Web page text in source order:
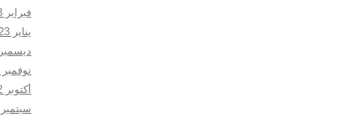
فبراير 2023
يناير 2023
ديسمبر 2022
نوفمبر 2022
أكتوبر 2022
سبتمبر 2022